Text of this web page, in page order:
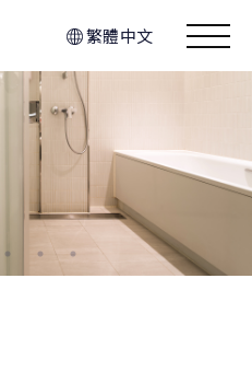
繁體中文